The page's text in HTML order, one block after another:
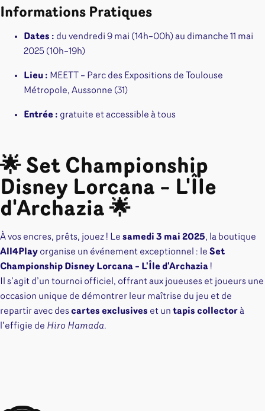
Informations Pratiques
Dates : du vendredi 9 mai (14h–00h) au dimanche 11 mai
2025 (10h–19h)
Lieu : MEETT – Parc des Expositions de Toulouse
Métropole, Aussonne (31)
Entrée : gratuite et accessible à tous
🌟 Set Championship
Disney Lorcana – L'Île
d'Archazia 🌟
À vos encres, prêts, jouez ! Le samedi 3 mai 2025, la boutique
All4Play organise un événement exceptionnel : le Set
Championship Disney Lorcana – L'Île d'Archazia !
Il s’agit d’un tournoi officiel, offrant aux joueuses et joueurs une
occasion unique de démontrer leur maîtrise du jeu et de
repartir avec des cartes exclusives et un tapis collectorà
l’effigie de Hiro Hamada.